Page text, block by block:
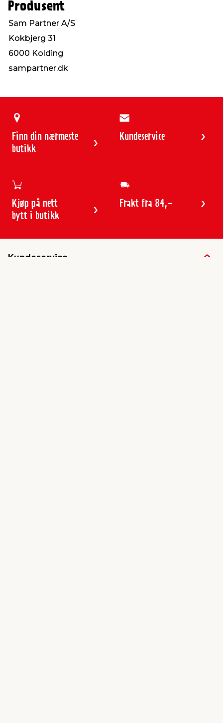
Produsent
Sam Partner A/S
Kokbjerg 31
6000 Kolding
sampartner.dk
Finn din nærmeste
butikk
Kundeservice
Kjøp på nett
bytt i butikk
Frakt fra 84,-
Kundeservice